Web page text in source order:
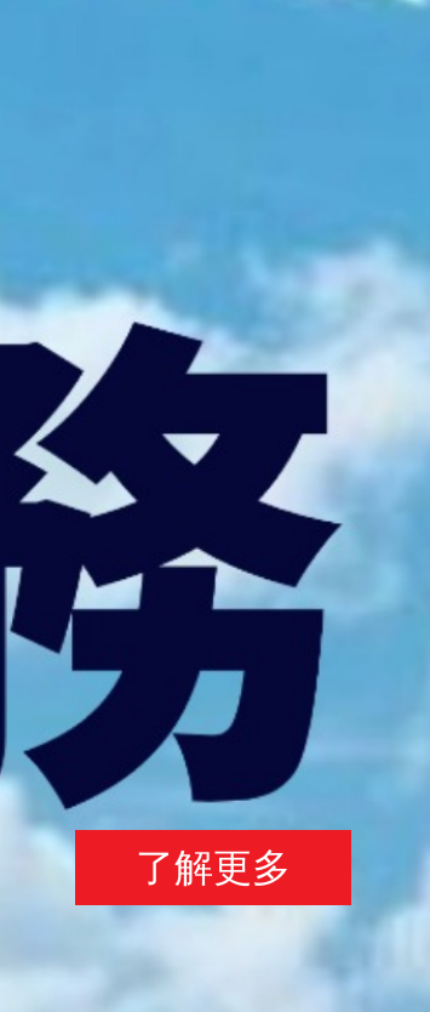
詳細內容
您的最佳商業伙伴
加入廠商會
成為會員
了解更多
詳細內容
詳細內容
您的最佳商業伙伴
加入廠商會
成為會員